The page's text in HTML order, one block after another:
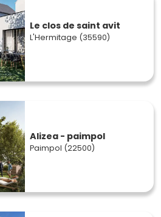
Le clos de saint avit
L'Hermitage (35590)
Alizea - paimpol
Paimpol (22500)